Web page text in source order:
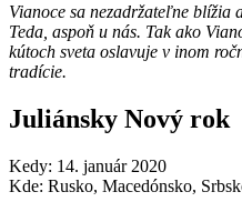
Vianoce sa nezadržateľne blížia
Teda, aspoň u nás. Tak ako
kútoch sveta oslavuje v inom
tradície.
Juliánsky Nový rok
Kedy: 14. január 2020
Kde: Rusko, Macedónsko,